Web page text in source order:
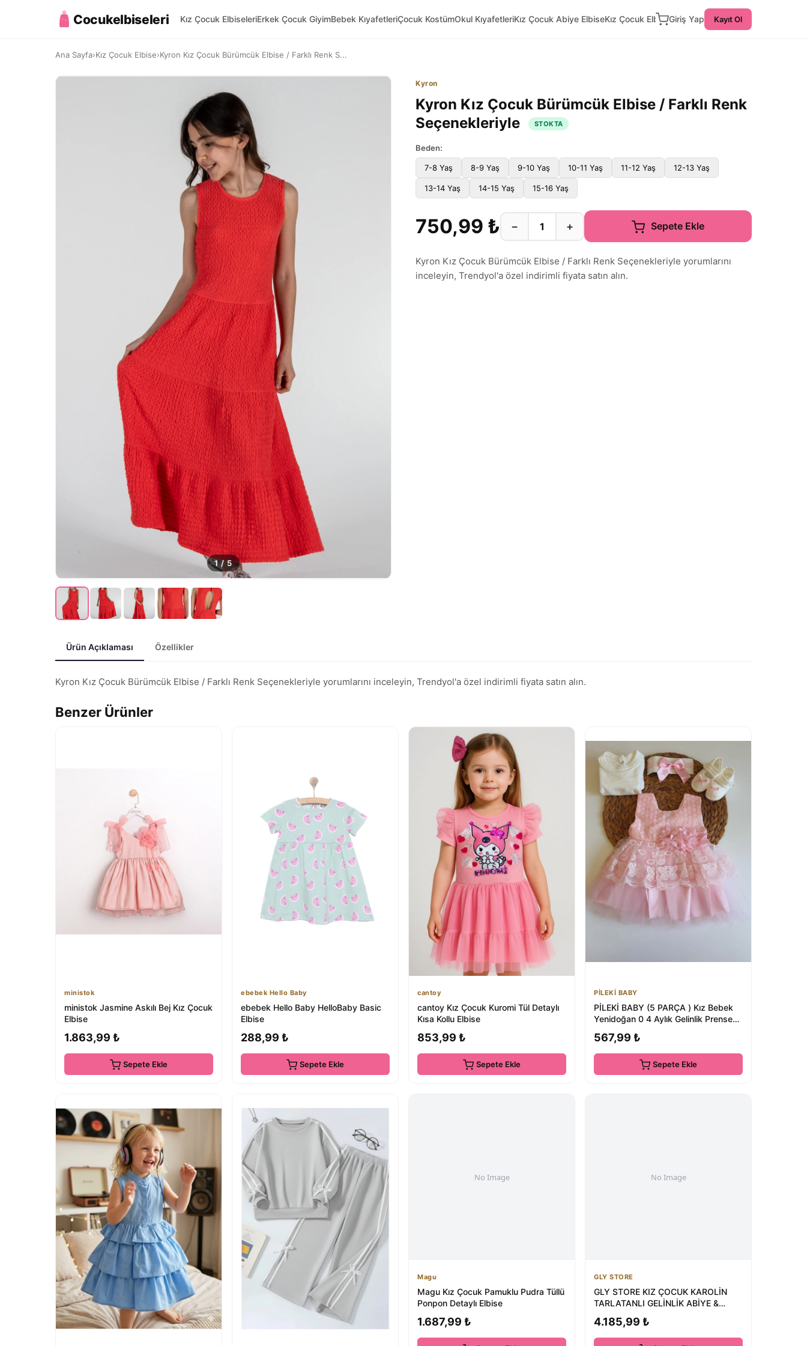
Cocukelbiseleri Kız Çocuk ElbiseleriErkek Çocuk GiyimBebek KıyafetleriÇocuk KostümOkul KıyafetleriKız Çocuk Abiye ElbiseKız Çocuk ElbiseGiriş Yap Kayıt Ol
Ana Sayfa›Kız Çocuk Elbise›Kyron Kız Çocuk Bürümcük Elbise / Farklı Renk S...
1/5
Kyron
Kyron Kız Çocuk Bürümcük Elbise / Farklı Renk
Seçenekleriyle
STOKTA
Beden:
7-8 Yaş 8-9 Yaş 9-10 Yaş 10-11 Yaş 11-12 Yaş 12-13 Yaş
13-14 Yaş 14-15 Yaş 15-16 Yaş
750,99 ₺ − + Sepete Ekle
Kyron Kız Çocuk Bürümcük Elbise / Farklı Renk Seçenekleriyle yorumlarını
inceleyin, Trendyol'a özel indirimli fiyata satın alın.
Ürün Açıklaması Özellikler
Kyron Kız Çocuk Bürümcük Elbise / Farklı Renk Seçenekleriyle yorumlarını inceleyin, Trendyol'a özel indirimli fiyata satın alın.
Benzer Ürünler
ministok
ministok Jasmine Askılı Bej Kız Çocuk
Elbise
1.863,99 ₺
Sepete Ekle
ebebek Hello Baby
ebebek Hello Baby HelloBaby Basic
Elbise
288,99 ₺
Sepete Ekle
cantoy
cantoy Kız Çocuk Kuromi Tül Detaylı
Kısa Kollu Elbise
853,99 ₺
Sepete Ekle
PİLEKİ BABY
PİLEKİ BABY (5 PARÇA ) Kız Bebek
Yenidoğan 0 4 Aylık Gelinlik Prenses
567,99 ₺
Sepete Ekle
Magu
Magu Kız Çocuk Pamuklu Pudra Tüllü
Ponpon Detaylı Elbise
1.687,99 ₺
GLY STORE
GLY STORE KIZ ÇOCUK KAROLİN
TARLATANLI GELİNLİK ABİYE &
GELİNLİK
4.185,99 ₺